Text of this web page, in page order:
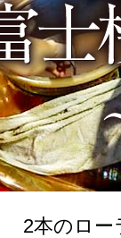
2本のロ